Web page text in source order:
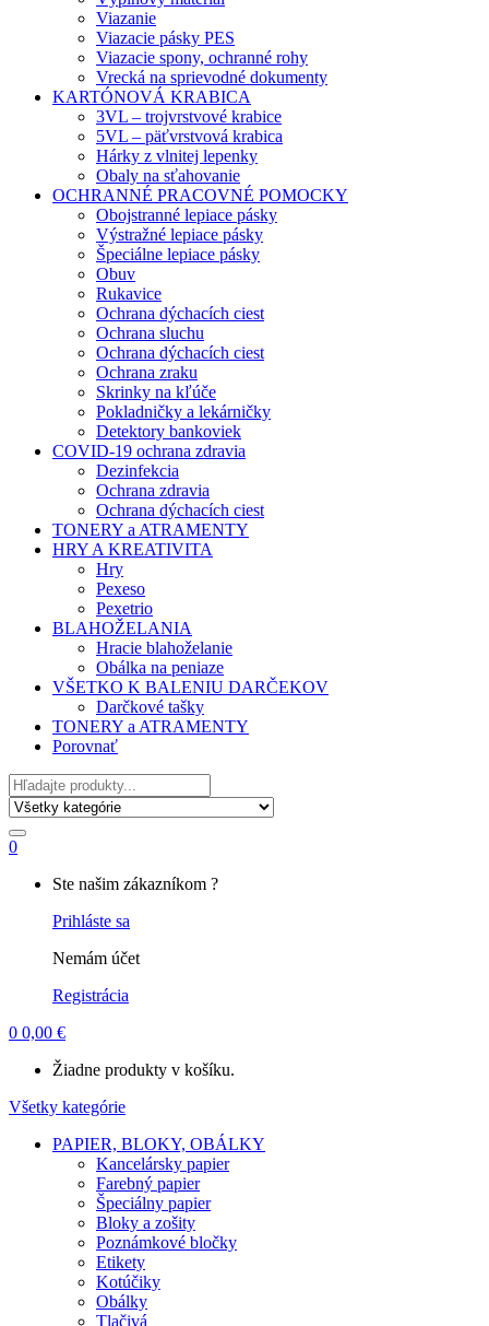
Viazanie
Viazacie pásky PES
Viazacie spony, ochranné rohy
Vrecká na sprievodné dokumenty
KARTÓNOVÁ KRABICA
3VL – trojvrstvové krabice
5VL – päťvrstvová krabica
Hárky z vlnitej lepenky
Obaly na sťahovanie
OCHRANNÉ PRACOVNÉ POMOCKY
Obojstranné lepiace pásky
Výstražné lepiace pásky
Špeciálne lepiace pásky
Obuv
Rukavice
Ochrana dýchacích ciest
Ochrana sluchu
Ochrana dýchacích ciest
Ochrana zraku
Skrinky na kľúče
Pokladničky a lekárničky
Detektory bankoviek
COVID-19 ochrana zdravia
Dezinfekcia
Ochrana zdravia
Ochrana dýchacích ciest
TONERY a ATRAMENTY
HRY A KREATIVITA
Hry
Pexeso
Pexetrio
BLAHOŽELANIA
Hracie blahoželanie
Obálka na peniaze
VŠETKO K BALENIU DARČEKOV
Darčkové tašky
TONERY a ATRAMENTY
Porovnať
Hľadať
0
Ste našim zákazníkom ?
Prihláste sa
Nemám účet
Registrácia
0 0,00 €
Žiadne produkty v košíku.
Všetky kategórie
PAPIER, BLOKY, OBÁLKY
Kancelársky papier
Farebný papier
Špeciálny papier
Bloky a zošity
Poznámkové bločky
Etikety
Kotúčiky
Obálky
Tlačivá